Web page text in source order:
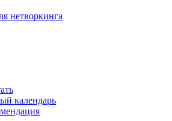
нетворкинга
календарь